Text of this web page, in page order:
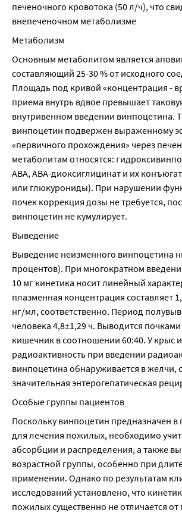
печеночного кровотока (50 л/ч), что
внепеченочном метаболизме
Метаболизм
Основным метаболитом является
составляющий 25-30 % от исходного
Площадь под кривой «концентрация -
приема внутрь вдвое превышает
внутривенном введении винпоцетина.
винпоцетин подвержен выраженному
«первичного прохождения» через
метаболитам относятся:
АВА, АВА-диоксиглицинат и их
или глюкурониды). При нарушении
почек коррекция дозы не требуется,
винпоцетин не кумулирует.
Выведение
Выведение неизменного винпоцетина
процентов). При многократном
10 мг кинетика носит линейный
плазменная концентрация составляет
нг/мл, соответственно. Период
человека 4,8±1,29 ч. Выводится
кишечник в соотношении 60:40. У крыс
радиоактивность при введении
винпоцетина обнаруживается в желчи,
значительная энтерогепатическая
Особые группы пациентов
Поскольку винпоцетин предназначен
для лечения пожилых, необходимо
абсорбции и распределения, а также
возрастной группы, особенно при
применении. Однако по результатам
исследований установлено, что
пожилых существенно не отличается